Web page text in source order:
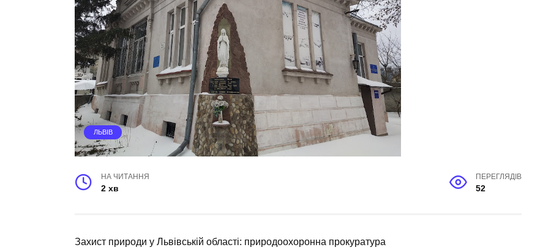
ЛЬВІВ
НА ЧИТАННЯ
2 хв
ПЕРЕГЛЯДІВ
52
Захист природи у Львівській області: природоохоронна прокуратура